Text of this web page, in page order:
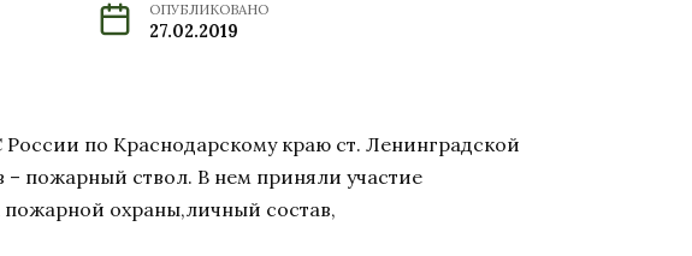
ОПУБЛИКОВАНО
27.02.2019
по Краснодарскому краю ст. Ленинградской
пожарный ствол. В нем приняли участие
охраны,личный состав,